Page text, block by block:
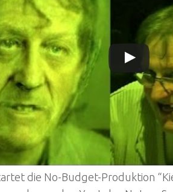
die No-Budget-Produktion